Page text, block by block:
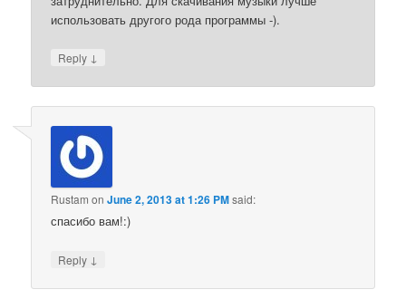
использовать другого рода программы -).
Reply ↓
Rustam onJune 2, 2013 at 1:26 PMsaid:
спасибо вам!:)
Reply ↓